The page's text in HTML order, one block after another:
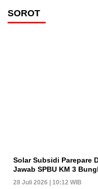
SOROT
Solar Subsidi Parepare
Jawab SPBU KM 3
28 Juli 2026 | 10:12 WIB